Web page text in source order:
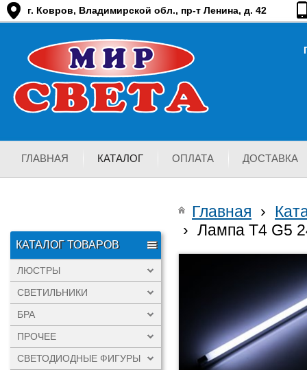
г. Ковров, Владимирской обл., пр-т Ленина, д. 42
ГЛАВНАЯ КАТАЛОГ ОПЛАТА ДОСТАВКА
КАТАЛОГ ТОВАРОВ
ЛЮСТРЫ
СВЕТИЛЬНИКИ
БРА
ПРОЧЕЕ
СВЕТОДИОДНЫЕ ФИГУРЫ
Главная ›
› Лампа T4 G5